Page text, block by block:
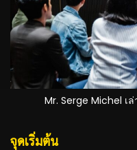
Mr. Serge Michel เ
จุดเริ่มต้น